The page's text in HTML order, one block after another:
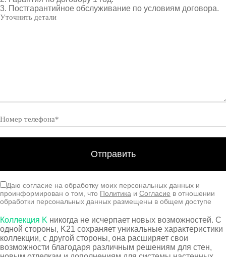
3. Постгарантийное обслуживание по условиям договора.
Даю согласие на обработку моих персональных данных и
проинформирован о том, что Политика и Согласие в отношении
обработки персональных данных размещены в общем доступе
Коллекция K никогда не исчерпает новых возможностей. С
одной стороны, K21 сохраняет уникальные характеристики
коллекции, с другой стороны, она расширяет свои
возможности благодаря различным решениям для стен,